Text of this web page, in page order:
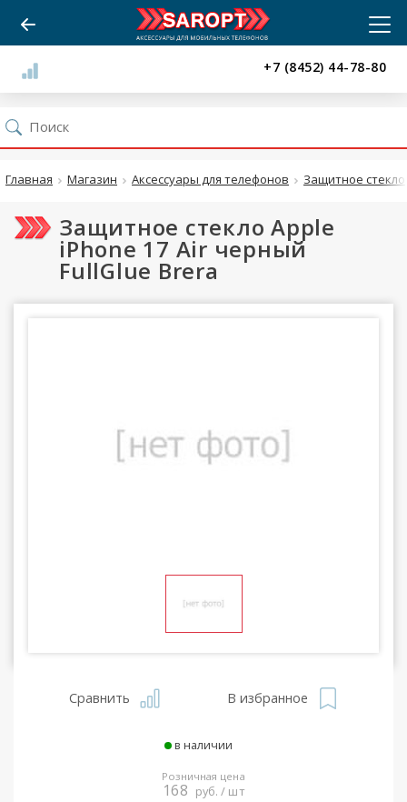
+7 (8452) 44-78-80
Главная Магазин Аксессуары для телефонов Защитное стекло
Защитное стекло Apple
iPhone 17 Air черный
FullGlue Brera
Сравнить В избранное
в наличии
Розничная цена
168 руб. / шт